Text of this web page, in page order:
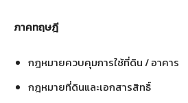
ภาคทฤษฎี
กฎหมายควบคุมการใช้ที่ดิน / อาคาร
กฎหมายที่ดินและเอกสารสิทธิ์